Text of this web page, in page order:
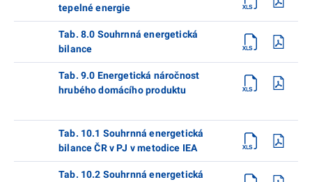
tepelné energie
Tab. 8.0 Souhrnná energetická
bilance
Tab. 9.0 Energetická náročnost
hrubého domácího produktu
Tab. 10.1 Souhrnná energetická
bilance ČR v PJ v metodice IEA
Tab. 10.2 Souhrnná energetická